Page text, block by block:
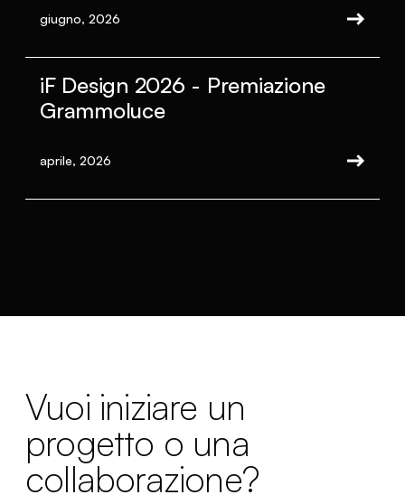
giugno, 2026
iF Design 2026 - Premiazione
Grammoluce
aprile, 2026
Vuoi iniziare un
progetto o una
collaborazione?